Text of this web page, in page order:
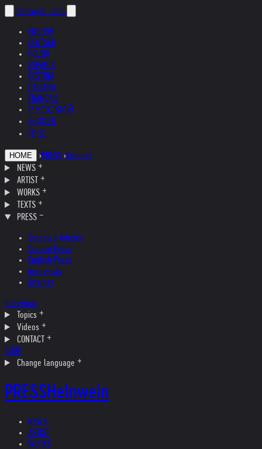
helnwein .com
ENGLISH
DEUTSCH
POLSKI
ESPAÑOL
ČEŠTINA
ITALIANO
FRANÇAIS
РУССКИЙ
日本語
中文
HOME ›PRESS ›Internet
NEWS
ARTIST
WORKS
TEXTS
PRESS
Selected Articles
Current Press
English Press
Interviews
Internet
Interviews
Topics
Videos
CONTACT
SHOP
Change language
PRESSHelnwein
NEWS
ARTIST
WORKS